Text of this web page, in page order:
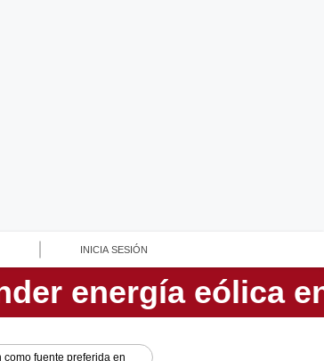
INICIA SESIÓN
como fuente preferida en